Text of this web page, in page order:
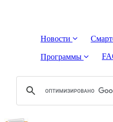
Новости
Программы